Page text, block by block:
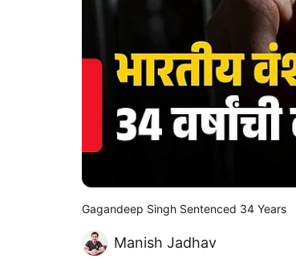
Gagandeep Singh Sentenced 34 Years
Manish Jadhav